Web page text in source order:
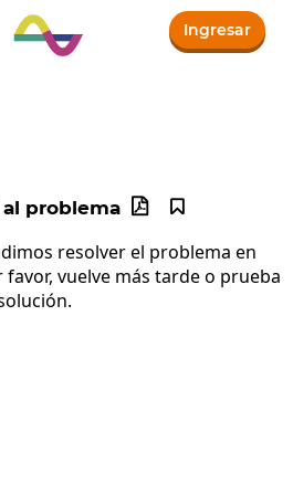
Ingresar
problema 

resolver el problema en
vuelve más tarde o prueba